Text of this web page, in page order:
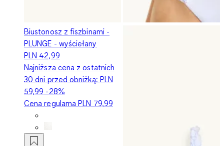
Biustonosz z fiszbinami -
PLUNGE - wyściełany
PLN 42,99
Najniższa cena z ostatnich
30 dni przed obniżką: PLN
59,99 -28%
Cena regularnaPLN 79,99